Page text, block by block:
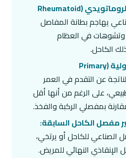
التهاب المفاصل الروماتويدي (Rheumatoid
يهاجم بطانة المفاصل
وتشوهات في العظام
الكاحل.
خشونة الكاحل الأولية (Primary
عن التقدم في العمر
على الرغم من أنها أقل
بمفصلي الركبة والفخذ.
مفصل الكاحل السابقة:
للكاحل أو يرتخي،
الإنقاذي النهائي للمريض.